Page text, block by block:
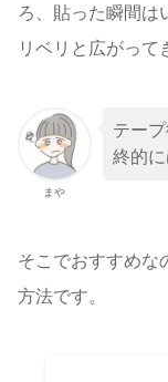
ろ、貼った瞬間は
リベリと広がって
まや
テー
終的
そこでおすすめな
方法です。